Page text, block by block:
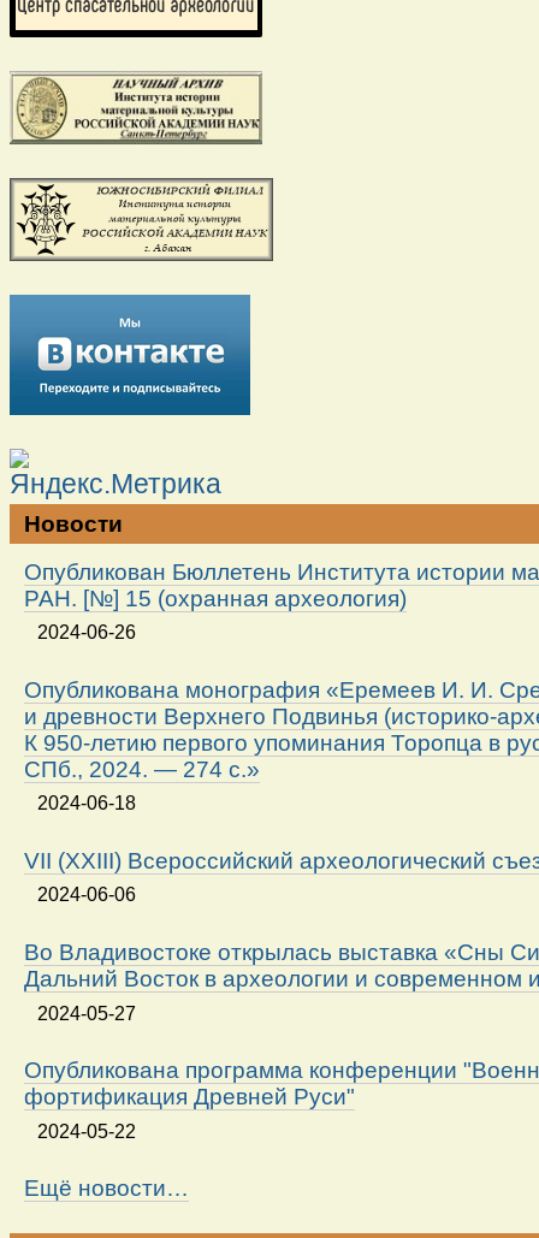
Новости
Опубликован Бюллетень Института истории
РАН. [№] 15 (охранная археология)
2024-06-26
Опубликована монография «Еремеев И. И.
и древности Верхнего Подвинья (историко-
К 950-летию первого упоминания Торопца в
СПб., 2024. — 274 с.»
2024-06-18
VII (XXIII) Всероссийский археологический
2024-06-06
Во Владивостоке открылась выставка «Сны
Дальний Восток в археологии и современном
2024-05-27
Опубликована программа конференции
фортификация Древней Руси"
2024-05-22
Ещё новости…